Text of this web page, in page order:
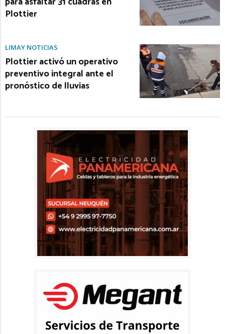
Plottier
LIMAY NOTICIAS
Plottier activó un operativo
preventivo integral ante el
pronóstico de lluvias